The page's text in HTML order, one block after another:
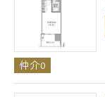
仲介0